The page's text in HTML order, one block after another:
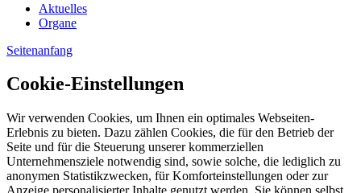
Aktuelles
Organe
Seitenanfang
Cookie-Einstellungen
Wir verwenden Cookies, um Ihnen ein optimales Webseiten-
Erlebnis zu bieten. Dazu zählen Cookies, die für den Betrieb der
Seite und für die Steuerung unserer kommerziellen
Unternehmensziele notwendig sind, sowie solche, die lediglich zu
anonymen Statistikzwecken, für Komforteinstellungen oder zur